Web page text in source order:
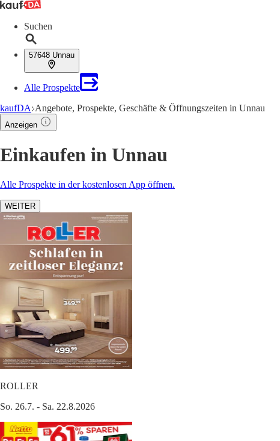
Suchen
57648 Unnau
Alle Prospekte
kaufDA Angebote, Prospekte, Geschäfte & Öffnungszeiten in Unnau
Anzeigen
Einkaufen in Unnau
Alle Prospekte in der kostenlosen App öffnen.
WEITER
ROLLER
So. 26.7. - Sa. 22.8.2026